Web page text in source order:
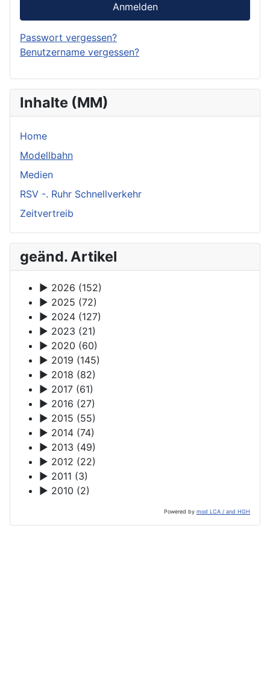
Anmelden
Passwort vergessen?
Benutzername vergessen?
Inhalte (MM)
Home
Modellbahn
Medien
RSV -. Ruhr Schnellverkehr
Zeitvertreib
geänd. Artikel
► 2026 (152)
► 2025 (72)
► 2024 (127)
► 2023 (21)
► 2020 (60)
► 2019 (145)
► 2018 (82)
► 2017 (61)
► 2016 (27)
► 2015 (55)
► 2014 (74)
► 2013 (49)
► 2012 (22)
► 2011 (3)
► 2010 (2)
Powered by mod LCA / and HGH